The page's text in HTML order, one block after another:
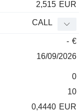
2,515 EUR
CALL
- €
16/09/2026
0
10
0,4440 EUR